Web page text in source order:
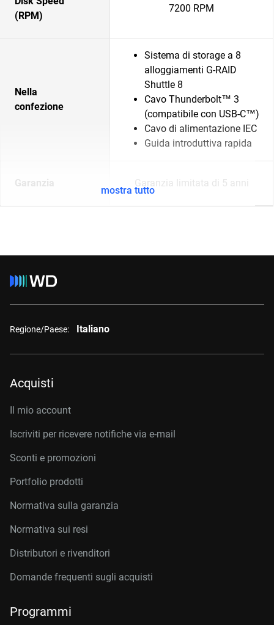
(RPM)
7200 RPM
Nella
confezione
Sistema di storage a 8
alloggiamenti G-RAID
Shuttle 8
Cavo Thunderbolt™ 3
(compatibile con USB-C™)
Cavo di alimentazione IEC
Guida introduttiva rapida
Garanzia Garanzia limitata di 5 anni
mostra tutto
Regione/Paese: Italiano
Acquisti
Il mio account
Iscriviti per ricevere notifiche via e-mail
Sconti e promozioni
Portfolio prodotti
Normativa sulla garanzia
Normativa sui resi
Distributori e rivenditori
Domande frequenti sugli acquisti
Programmi